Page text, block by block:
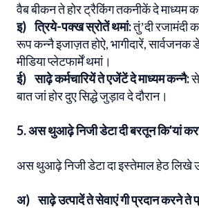
वैब बीकन ते होर ट्रैकिंग तकनीकें दे माध्यम
इ) त्रिये-पक्ख स्रोतें थमां:तुंʼदी रजामंदी
रूप कन्नै इजाज़त होऐ, भागीदारें,
मीडिया प्लेटफार्में थमां।
ई) साढ़े कर्मचारियें ते एजेंटें दे माध्यम कन्नै:
बात जां होर दुए सिद्धे जुड़ाव दे दौरान।
5. अस थुआढ़े निजी डेटा दी बरतून कि'यां
अस थुआढ़े निजी डेटा दा इस्तेमाल हेठ लिखे
अ) साढ़े उत्पादें ते सेवाएं गी प्रदान करने